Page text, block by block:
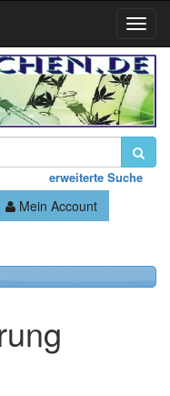
erweiterte Suche
Mein Account
Toggle